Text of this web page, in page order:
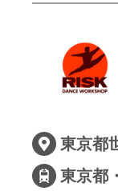
東京都
東京都